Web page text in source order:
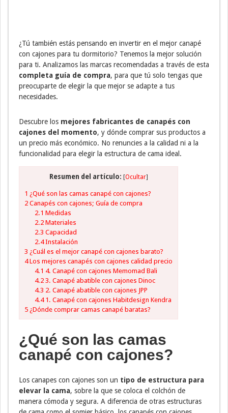
¿Tú también estás pensando en invertir en el mejor canapé
con cajones para tu dormitorio? Tenemos la mejor solución
para ti. Analizamos las marcas recomendadas a través de esta
completa guía de compra, para que tú solo tengas que
preocuparte de elegir la que mejor se adapte a tus
necesidades.
Descubre los mejores fabricantes de canapés con
cajones del momento, y dónde comprar sus productos a
un precio más económico. No renuncies a la calidad ni a la
funcionalidad para elegir la estructura de cama ideal.
Resumen del artículo: [Ocultar]
1 ¿Qué son las camas canapé con cajones?
2 Canapés con cajones; Guía de compra
2.1 Medidas
2.2Materiales
2.3 Capacidad
2.4Instalación
3 ¿Cuál es el mejor canapé con cajones barato?
4Los mejores canapés con cajones calidad precio
4.1 4. Canapé con cajones Memomad Bali
4.23. Canapé abatible con cajones Dinoc
4.3 2. Canapé abatible con cajones JPP
4.41. Canapé con cajones Habitdesign Kendra
5 ¿Dónde comprar camas canapé baratas?
¿Qué son las camas
canapé con cajones?
Los canapes con cajones son un tipo de estructura para
elevar la cama, sobre la que se coloca el colchón de
manera cómoda y segura. A diferencia de otras estructuras